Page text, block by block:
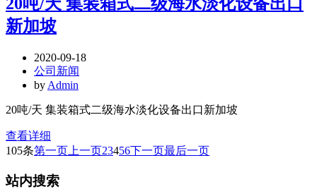
20吨/天 集装箱式二级海水淡化设备出口
新加坡
2020-09-18
公司新闻
by Admin
20吨/天 集装箱式二级海水淡化设备出口新加坡
查看详细
105条第一页 上一页23456下一页最后一页
站内搜索